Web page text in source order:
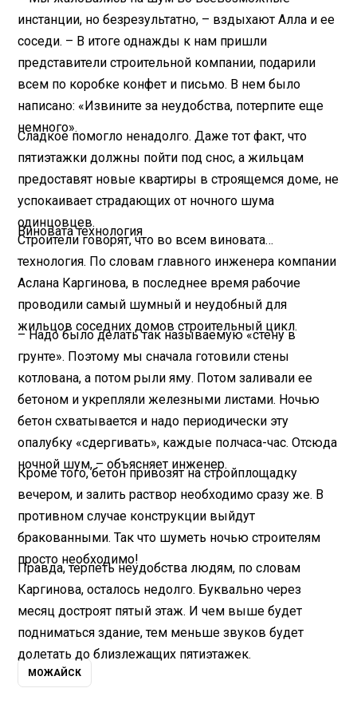
инстанции, но безрезультатно, – вздыхают Алла и ее
соседи. – В итоге однажды к нам пришли
представители строительной компании, подарили
всем по коробке конфет и письмо. В нем было
написано: «Извините за неудобства, потерпите еще
немного».
Сладкое помогло ненадолго. Даже тот факт, что
пятиэтажки должны пойти под снос, а жильцам
предоставят новые квартиры в строящемся доме, не
успокаивает страдающих от ночного шума
одинцовцев.
Виновата технология
Строители говорят, что во всем виновата…
технология. По словам главного инженера компании
Аслана Каргинова, в последнее время рабочие
проводили самый шумный и неудобный для
жильцов соседних домов строительный цикл.
– Надо было делать так называемую «стену в
грунте». Поэтому мы сначала готовили стены
котлована, а потом рыли яму. Потом заливали ее
бетоном и укрепляли железными листами. Ночью
бетон схватывается и надо периодически эту
опалубку «сдергивать», каждые полчаса-час. Отсюда
ночной шум, – объясняет инженер.
Кроме того, бетон привозят на стройплощадку
вечером, и залить раствор необходимо сразу же. В
противном случае конструкции выйдут
бракованными. Так что шуметь ночью строителям
просто необходимо!
Правда, терпеть неудобства людям, по словам
Каргинова, осталось недолго. Буквально через
месяц достроят пятый этаж. И чем выше будет
подниматься здание, тем меньше звуков будет
долетать до близлежащих пятиэтажек.
МОЖАЙСК